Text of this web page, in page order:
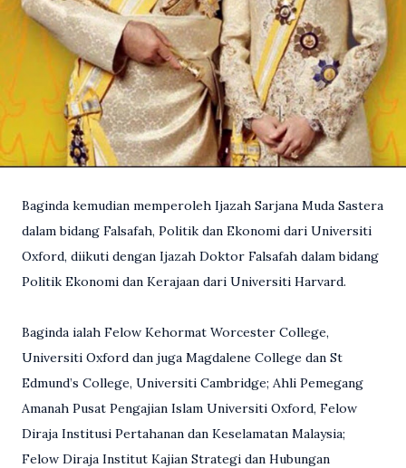
Baginda kemudian memperoleh Ijazah Sarjana Muda Sastera
dalam bidang Falsafah, Politik dan Ekonomi dari Universiti
Oxford, diikuti dengan Ijazah Doktor Falsafah dalam bidang
Politik Ekonomi dan Kerajaan dari Universiti Harvard.
Baginda ialah Felow Kehormat Worcester College,
Universiti Oxford dan juga Magdalene College dan St
Edmund’s College, Universiti Cambridge; Ahli Pemegang
Amanah Pusat Pengajian Islam Universiti Oxford, Felow
Diraja Institusi Pertahanan dan Keselamatan Malaysia;
Felow Diraja Institut Kajian Strategi dan Hubungan